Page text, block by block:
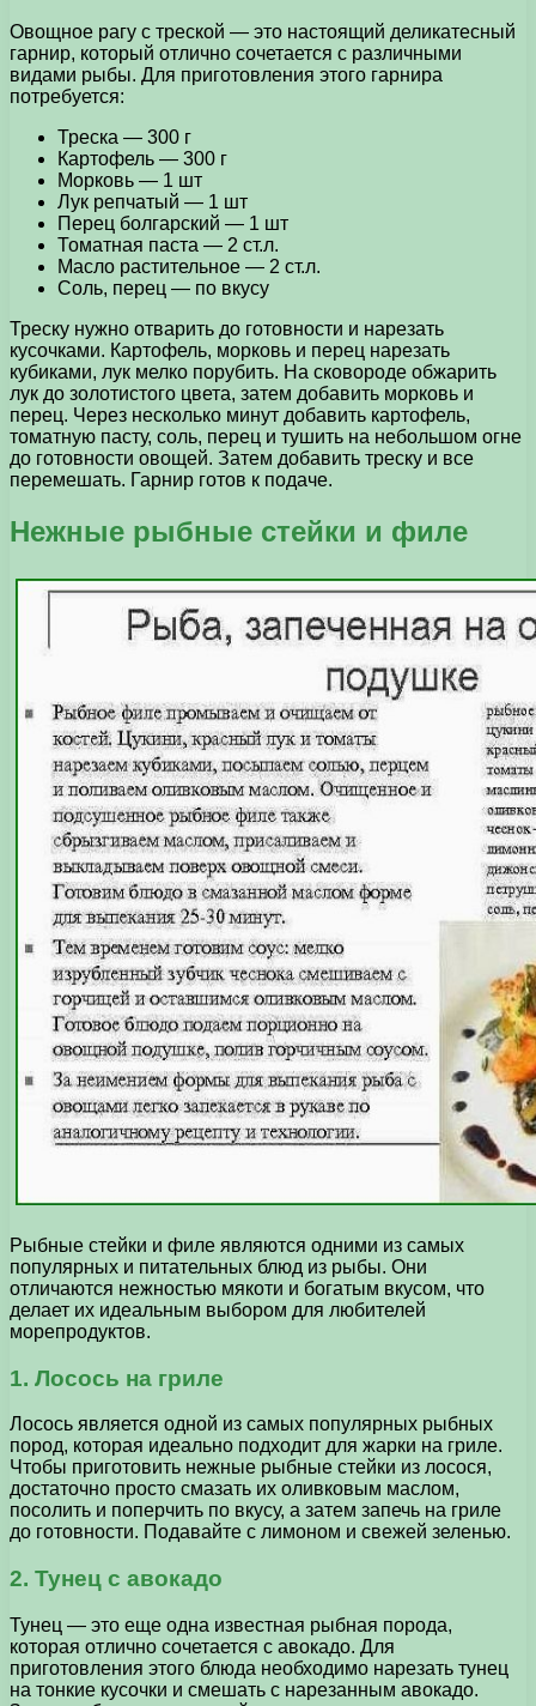
Овощное рагу с треской — это настоящий деликатесный
гарнир, который отлично сочетается с различными
видами рыбы. Для приготовления этого гарнира
потребуется:
Треска — 300 г
Картофель — 300 г
Морковь — 1 шт
Лук репчатый — 1 шт
Перец болгарский — 1 шт
Томатная паста — 2 ст.л.
Масло растительное — 2 ст.л.
Соль, перец — по вкусу
Треску нужно отварить до готовности и нарезать
кусочками. Картофель, морковь и перец нарезать
кубиками, лук мелко порубить. На сковороде обжарить
лук до золотистого цвета, затем добавить морковь и
перец. Через несколько минут добавить картофель,
томатную пасту, соль, перец и тушить на небольшом огне
до готовности овощей. Затем добавить треску и все
перемешать. Гарнир готов к подаче.
Нежные рыбные стейки и филе
Рыбные стейки и филе являются одними из самых
популярных и питательных блюд из рыбы. Они
отличаются нежностью мякоти и богатым вкусом, что
делает их идеальным выбором для любителей
морепродуктов.
1. Лосось на гриле
Лосось является одной из самых популярных рыбных
пород, которая идеально подходит для жарки на гриле.
Чтобы приготовить нежные рыбные стейки из лосося,
достаточно просто смазать их оливковым маслом,
посолить и поперчить по вкусу, а затем запечь на гриле
до готовности. Подавайте с лимоном и свежей зеленью.
2. Тунец с авокадо
Тунец — это еще одна известная рыбная порода,
которая отлично сочетается с авокадо. Для
приготовления этого блюда необходимо нарезать тунец
на тонкие кусочки и смешать с нарезанным авокадо.